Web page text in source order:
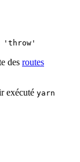
des routes
exécuté yarn